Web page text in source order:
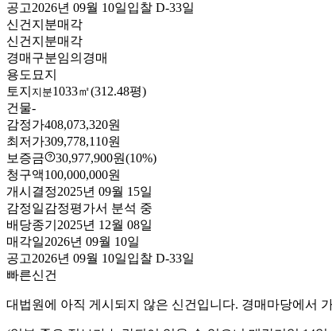
공고2026년 09월 10일입찰 D-33일
신건 지분매각
신건 지분매각
경매구분임의경매
용도 묘지
토지 지분1033㎡(312.48평)
건물-
감정가408,073,320원
최저가309,778,110원
보증금
30,977,900원(10%)
청구액100,000,000원
개시결정2025년 09월 15일
감정일감정평가서 분석 중
배당종기 2025년 12월 08일
매각일2026년 09월 10일
공고2026년 09월 10일입찰 D-33일
빠른신건
대법원에 아직 게시되지 않은 신건입니다. 경매마당에서